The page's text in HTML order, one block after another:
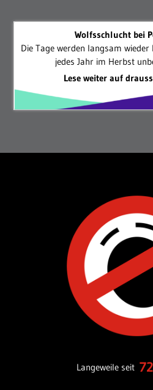
Wolfsschlucht bei
Die Tage werden langsam
jedes Jahr im Herbst
Lese weiter auf
Langeweile seit